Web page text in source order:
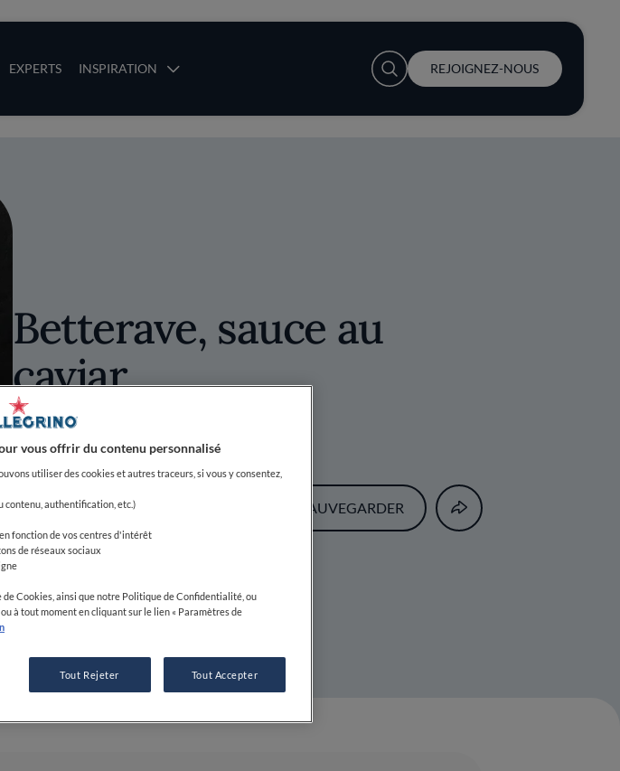
EXPERTS INSPIRATION
User account menu
REJOIGNEZ-NOUS
Betterave, sauce au
caviar
04 DÉC 2019
RÉDACTION
SAUVEGARDER
vous offrir du contenu personnalisé
utiliser des cookies et autres traceurs, si vous y consentez,
contenu, authentification, etc.)
fonction de vos centres d'intérêt
de réseaux sociaux
Cookies, ainsi que notre Politique de Confidentialité, ou
à tout moment en cliquant sur le lien « Paramètres de
Tout Rejeter Tout Accepter